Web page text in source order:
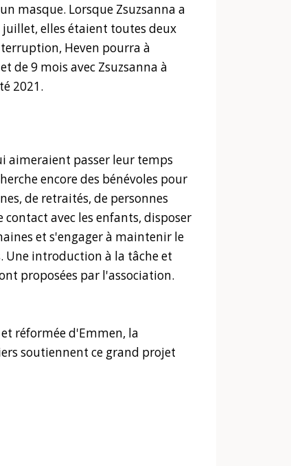
masque. Lorsque Zsuzsanna a
elles étaient toutes deux
Heven pourra à
de 9 mois avec Zsuzsanna à
2021.
aimeraient passer leur temps
encore des bénévoles pour
de retraités, de personnes
avec les enfants, disposer
et s'engager à maintenir le
introduction à la tâche et
proposées par l'association.
réformée d'Emmen, la
soutiennent ce grand projet